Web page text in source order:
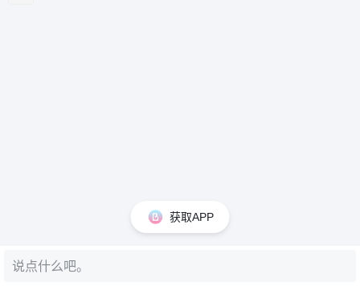
说点什么吧。
获取APP